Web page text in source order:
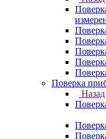
Поверка
Назад